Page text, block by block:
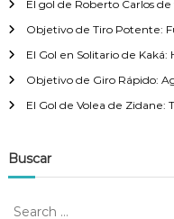
El gol de Roberto Carlos
Objetivo de Tiro Potente:
El Gol en Solitario de
Objetivo de Giro Rápido:
El Gol de Volea de Zidane:
Buscar
S